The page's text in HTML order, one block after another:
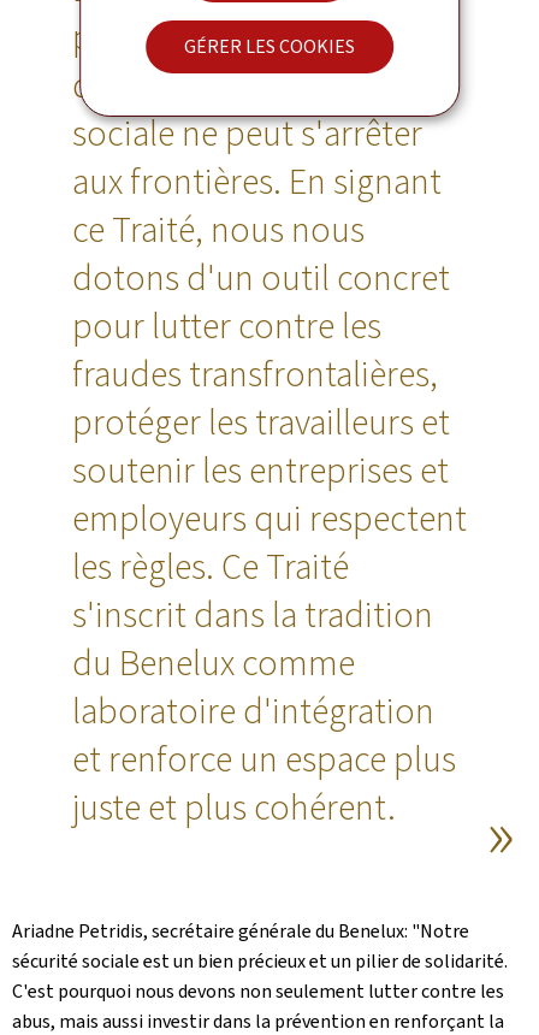
GÉRER LES COOKIES
professionnelles sont
quotidiennes, la justice
sociale ne peut s'arrêter
aux frontières. En signant
ce Traité, nous nous
dotons d'un outil concret
pour lutter contre les
fraudes transfrontalières,
protéger les travailleurs et
soutenir les entreprises et
employeurs qui respectent
les règles. Ce Traité
s'inscrit dans la tradition
du Benelux comme
laboratoire d'intégration
et renforce un espace plus
juste et plus cohérent.
Ariadne Petridis, secrétaire générale du Benelux: "Notre
sécurité sociale est un bien précieux et un pilier de solidarité.
C'est pourquoi nous devons non seulement lutter contre les
abus, mais aussi investir dans la prévention en renforçant la